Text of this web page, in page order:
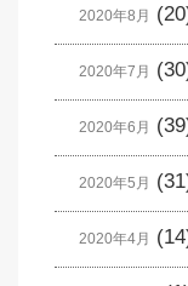
2020年8月
2020年7月
2020年6月
2020年5月
2020年4月